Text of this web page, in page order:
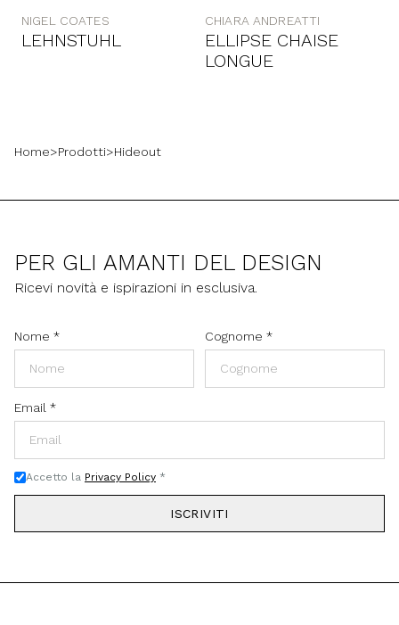
NIGEL COATES
LEHNSTUHL
CHIARA ANDREATTI
ELLIPSE CHAISE
LONGUE
Home>Prodotti>Hideout
PER GLI AMANTI DEL DESIGN
Ricevi novità e ispirazioni in esclusiva.
Nome * Cognome *
Email *
Accetto la Privacy Policy *
ISCRIVITI